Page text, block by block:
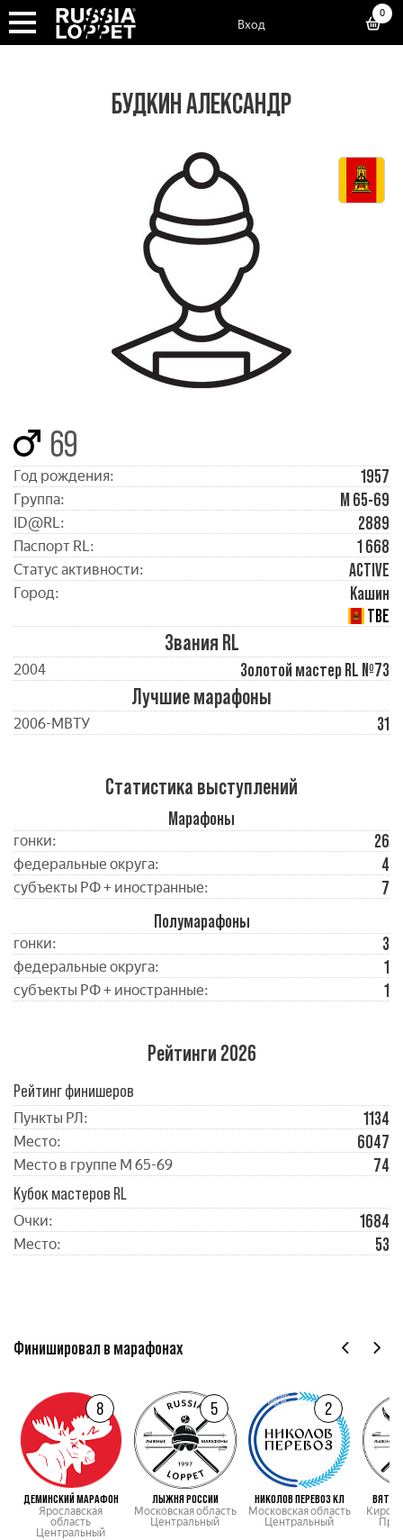
Вход
0
БУДКИН АЛЕКСАНДР
69
Год рождения: 1957
Группа: М 65-69
ID@RL: 2889
Паспорт RL: 1 668
Статус активности: ACTIVE
Город:
Кашин
ТВЕ
Звания RL
2004 Золотой мастер RL №73
Лучшие марафоны
2006-МВТУ 31
Статистика выступлений
Марафоны
гонки: 26
федеральные округа: 4
субъекты РФ + иностранные:
7
Полумарафоны
гонки: 3
федеральные округа: 1
субъекты РФ + иностранные: 1
Рейтинги 2026
Рейтинг финишеров
Пункты РЛ: 1134
Место: 6047
Место в группе М 65-69
74
Кубок мастеров RL
Очки: 1684
Место: 53
Финишировал в марафонах
8
ДЕМИНСКИЙ МАРАФОН
Ярославская
область
Центральный
5
ЛЫЖНЯ РОССИИ
Московская область
Центральный
2
НИКОЛОВ ПЕРЕВОЗ КЛ
Московская область
Центральный